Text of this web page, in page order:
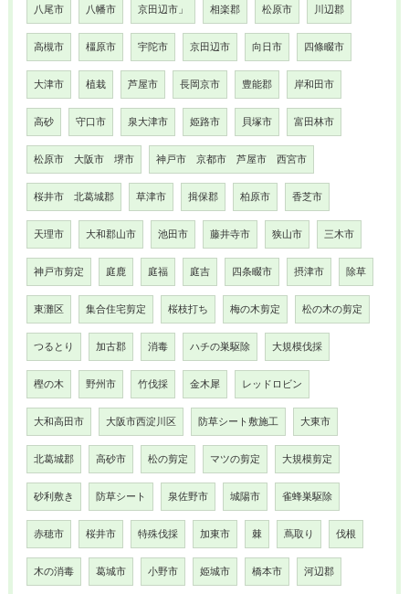
八尾市 八幡市 京田辺市」 相楽郡 松原市 川辺郡
高槻市 橿原市 宇陀市 京田辺市 向日市 四條畷市
大津市 植栽 芦屋市 長岡京市 豊能郡 岸和田市
高砂 守口市 泉大津市 姫路市 貝塚市 富田林市
松原市 大阪市 堺市 神戸市 京都市 芦屋市 西宮市
桜井市 北葛城郡 草津市 揖保郡 柏原市 香芝市
天理市 大和郡山市 池田市 藤井寺市 狭山市 三木市
神戸市剪定 庭鹿 庭福 庭吉 四条畷市 摂津市 除草
東灘区 集合住宅剪定 桜枝打ち 梅の木剪定 松の木の剪定
つるとり 加古郡 消毒 ハチの巣駆除 大規模伐採
樫の木 野州市 竹伐採 金木犀 レッドロビン
大和高田市 大阪市西淀川区 防草シート敷施工 大東市
北葛城郡 高砂市 松の剪定 マツの剪定 大規模剪定
砂利敷き 防草シート 泉佐野市 城陽市 雀蜂巣駆除
赤穂市 桜井市 特殊伐採 加東市 棘 蔦取り 伐根
木の消毒 葛城市 小野市 姫城市 橋本市 河辺郡